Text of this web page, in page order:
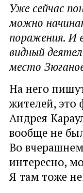
Уже сейчас
можно
поражения. И
видный
место
На него
жителей, это
Андрея
вообще не
Во
интересно,
Я там тоже